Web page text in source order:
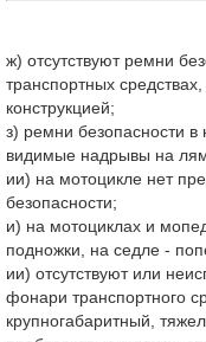
ж) отсутствуют ремни
транспортных
конструкцией;
з) ремни безопасности
видимые надрывы на
ии) на мотоцикле нет
безопасности;
и) на мотоциклах и
подножки, на седле -
ии) отсутствуют или
фонари транспортного
крупногабаритный,